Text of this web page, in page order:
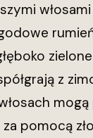
z
pomocą